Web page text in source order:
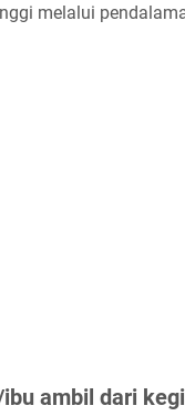
melalui
ambil dari